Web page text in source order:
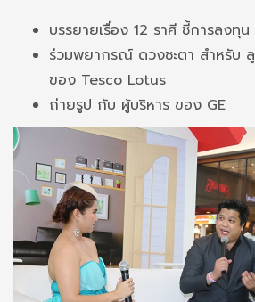
บรรยายเรื่อง 12 ราศี ชี้การลงทุน
ร่วมพยากรณ์ ดวงชะตา สำหรับ
ของ Tesco Lotus
ถ่ายรูป กับ ผู้บริหาร ของ GE